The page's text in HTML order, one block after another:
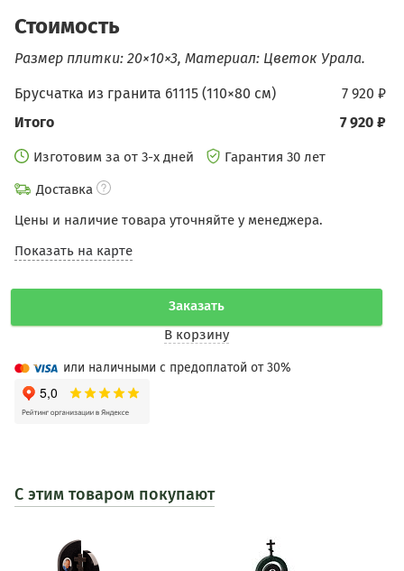
Стоимость
Размер плитки: 20×10×3, Материал: Цветок Урала.
7 920 ₽
Брусчатка из гранита 61115 (110×80 см)
7 920 ₽
Итого
Изготовим за от 3-х дней
Гарантия 30 лет
Доставка
Цены и наличие товара уточняйте у менеджера.
Показать на карте
Заказать
В корзину
или наличными с предоплатой от 30%
С этим товаром покупают